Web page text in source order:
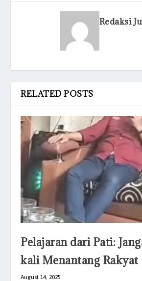
Redaksi
RELATED POSTS
Pelajaran dari Pati:
kali Menantang Rakyat
August 14, 2025